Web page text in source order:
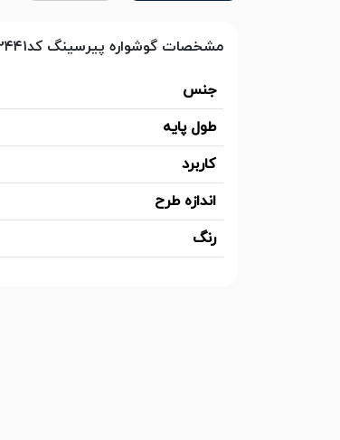
مشخصات گوشواره پیرسینگ کد۲۴۴۱
جنس
طول پایه
کاربرد
اندازه طرح
رنگ